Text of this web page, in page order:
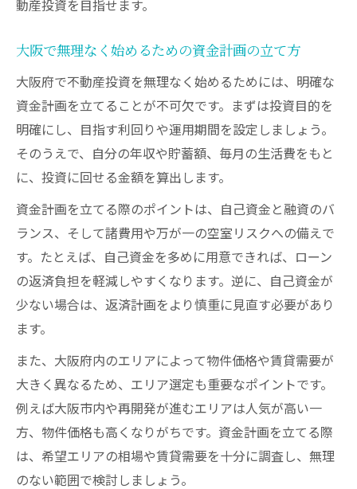
動産投資を目指せます。
大阪で無理なく始めるための資金計画の立て方
大阪府で不動産投資を無理なく始めるためには、明確な
資金計画を立てることが不可欠です。まずは投資目的を
明確にし、目指す利回りや運用期間を設定しましょう。
そのうえで、自分の年収や貯蓄額、毎月の生活費をもと
に、投資に回せる金額を算出します。
資金計画を立てる際のポイントは、自己資金と融資のバ
ランス、そして諸費用や万が一の空室リスクへの備えで
す。たとえば、自己資金を多めに用意できれば、ローン
の返済負担を軽減しやすくなります。逆に、自己資金が
少ない場合は、返済計画をより慎重に見直す必要があり
ます。
また、大阪府内のエリアによって物件価格や賃貸需要が
大きく異なるため、エリア選定も重要なポイントです。
例えば大阪市内や再開発が進むエリアは人気が高い一
方、物件価格も高くなりがちです。資金計画を立てる際
は、希望エリアの相場や賃貸需要を十分に調査し、無理
のない範囲で検討しましょう。